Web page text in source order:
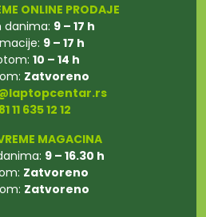
ONLINE PRODAJE
danima: 9 – 17 h
9 – 17 h
10 – 14 h
Zatvoreno
11 635 12 12
MAGACINA
9 – 16.30 h
Zatvoreno
Zatvoreno